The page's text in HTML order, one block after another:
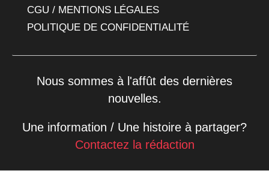
CGU / MENTIONS LÉGALES
POLITIQUE DE CONFIDENTIALITÉ
Nous sommes à l'affût des dernières
nouvelles.
Une information / Une histoire à partager?
Contactez la rédaction